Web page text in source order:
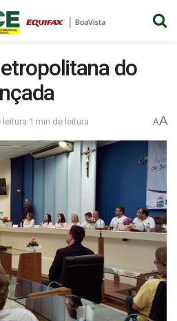
do
min de leitura AA